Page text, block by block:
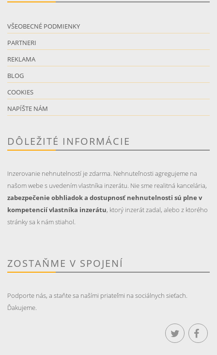
VŠEOBECNÉ PODMIENKY
PARTNERI
REKLAMA
BLOG
COOKIES
NAPÍŠTE NÁM
DÔLEŽITÉ INFORMÁCIE
Inzerovanie nehnutelností je zdarma. Nehnuteľnosti agregujeme na
našom webe s uvedením vlastníka inzerátu. Nie sme realitná kancelária,
zabezpečenie obhliadok a dostupnosť nehnutelnosti sú plne v
kompetencií vlastníka inzerátu, ktorý inzerát zadal, alebo z ktorého
stránky sa k nám stiahol.
ZOSTAŇME V SPOJENÍ
Podporte nás, a staňte sa našími priateľmi na sociálnych sieťach.
Ďakujeme.